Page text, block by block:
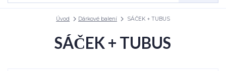
Úvod Dárkové balení SÁČEK + TUBUS
SÁČEK + TUBUS